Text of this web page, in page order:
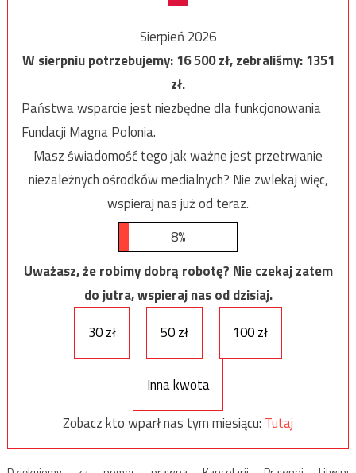
Sierpień 2026
W sierpniu potrzebujemy:16 500zł, zebraliśmy:1351
zł.
Państwa wsparcie jest niezbędne dla funkcjonowania
Fundacji Magna Polonia.
Masz świadomość tego jak ważne jest przetrwanie
niezależnych ośrodków medialnych? Nie zwlekaj więc,
wspieraj nas już od teraz.
8%
Uważasz, że robimy dobrą robotę? Nie czekaj zatem
do jutra, wspieraj nas od dzisiaj.
30 zł
50 zł 100 zł
Inna kwota
Zobacz kto wparł nas tym miesiącu: Tutaj